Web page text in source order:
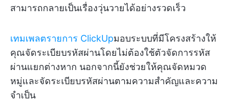
สามารถกลายเป็นเรื่องวุ่นวายได้อย่างรวดเร็ว
เทมเพลตรายการ ClickUpมอบระบบที่มีโครงสร้างให้
คุณจัดระเบียบรหัสผ่านโดยไม่ต้องใช้ตัวจัดการรหัส
ผ่านแยกต่างหาก นอกจากนี้ยังช่วยให้คุณจัดหมวด
หมู่และจัดระเบียบรหัสผ่านตามความสำคัญและความ
จำเป็น